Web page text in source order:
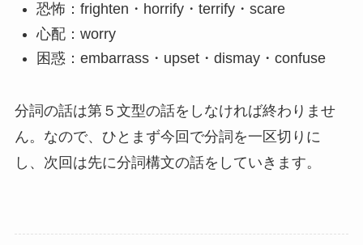
恐怖：frighten・horrify・terrify・scare
心配：worry
困惑：embarrass・upset・dismay・confuse
分詞の話は第５文型の話をしなければ終わりませ
ん。なので、ひとまず今回で分詞を一区切りに
し、次回は先に分詞構文の話をしていきます。